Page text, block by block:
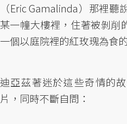
（Eric Gamalinda）那裡
某一幢大樓裡，住著被剝削
一個以庭院裡的紅玫瑰為食
迪亞茲著迷於這些奇情的
片，同時不斷自問：